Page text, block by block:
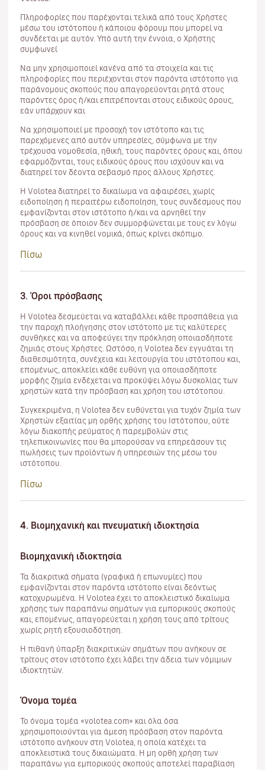
Πληροφορίες που παρέχονται τελικά από τους Χρήστες
μέσω του ιστότοπου ή κάποιου φόρουμ που μπορεί να
συνδέεται με αυτόν. Υπό αυτή την έννοια, ο Χρήστης
συμφωνεί
Να μην χρησιμοποιεί κανένα από τα στοιχεία και τις
πληροφορίες που περιέχονται στον παρόντα ιστότοπο για
παράνομους σκοπούς που απαγορεύονται ρητά στους
παρόντες όρος ή/και επιτρέπονται στους ειδικούς όρους,
εάν υπάρχουν και
Να χρησιμοποιεί με προσοχή τον ιστότοπο και τις
παρεχόμενες από αυτόν υπηρεσίες, σύμφωνα με την
τρέχουσα νομοθεσία, ηθική, τους παρόντες όρους και, όπου
εφαρμόζονται, τους ειδικούς όρους που ισχύουν και να
διατηρεί τον δέοντα σεβασμό προς άλλους Χρήστες.
Η Volotea διατηρεί το δικαίωμα να αφαιρέσει, χωρίς
ειδοποίηση ή περαιτέρω ειδοποίηση, τους συνδέσμους που
εμφανίζονται στον ιστότοπο ή/και να αρνηθεί την
πρόσβαση σε όποιον δεν συμμορφώνεται με τους εν λόγω
όρους και να κινηθεί νομικά, όπως κρίνει σκόπιμο.
Πίσω
3. Όροι πρόσβασης
Η Volotea δεσμεύεται να καταβάλλει κάθε προσπάθεια για
την παροχή πλοήγησης στον ιστότοπο με τις καλύτερες
συνθήκες και να αποφεύγει την πρόκληση οποιασδήποτε
ζημιάς στους Χρήστες. Ωστόσο, η Volotea δεν εγγυάται τη
διαθεσιμότητα, συνέχεια και λειτουργία του ιστότοπου και,
επομένως, αποκλείει κάθε ευθύνη για οποιασδήποτε
μορφής ζημία ενδέχεται να προκύψει λόγω δυσκολίας των
χρηστών κατά την πρόσβαση και χρήση του ιστότοπου.
Συγκεκριμένα, η Volotea δεν ευθύνεται για τυχόν ζημία των
Χρηστών εξαιτίας μη ορθής χρήσης του Ιστότοπου, ούτε
λόγω διακοπής ρεύματος ή παρεμβολών στις
τηλεπικοινωνίες που θα μπορούσαν να επηρεάσουν τις
πωλήσεις των προϊόντων ή υπηρεσιών της μέσω του
ιστότοπου.
Πίσω
4. Βιομηχανική και πνευματική ιδιοκτησία
Βιομηχανική ιδιοκτησία
Τα διακριτικά σήματα (γραφικά ή επωνυμίες) που
εμφανίζονται στον παρόντα ιστότοπο είναι δεόντως
κατοχυρωμένα. Η Volotea έχει το αποκλειστικό δικαίωμα
χρήσης των παραπάνω σημάτων για εμπορικούς σκοπούς
και, επομένως, απαγορεύεται η χρήση τους από τρίτους
χωρίς ρητή εξουσιοδότηση.
Η πιθανή ύπαρξη διακριτικών σημάτων που ανήκουν σε
τρίτους στον ιστότοπο έχει λάβει την άδεια των νόμιμων
ιδιοκτητών.
Όνομα τομέα
Το όνομα τομέα «volotea.com» και όλα όσα
χρησιμοποιούνται για άμεση πρόσβαση στον παρόντα
ιστότοπο ανήκουν στη Volotea, η οποία κατέχει τα
αποκλειστικά τους δικαιώματα. Η μη ορθή χρήση των
παραπάνω για εμπορικούς σκοπούς αποτελεί παραβίαση